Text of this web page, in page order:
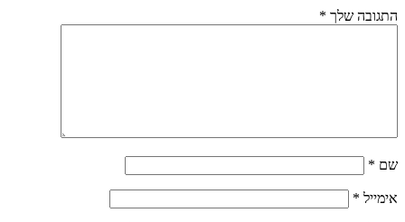
התגובה שלך *
שם *
אימייל *